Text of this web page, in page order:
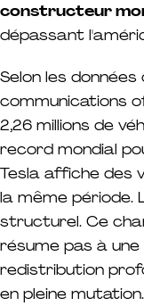
constructeur
dépassant
Selon les
communications
2,26 millions de
record mondial
Tesla affiche des
la même période.
structurel. Ce
résume pas à
redistribution
en pleine mutation.